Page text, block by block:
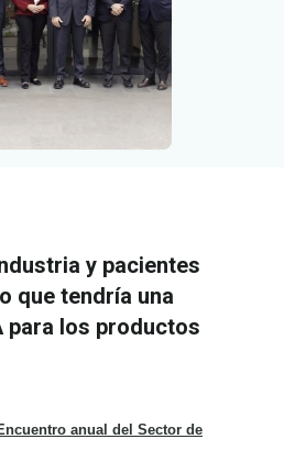
y pacientes
que tendría una
para los productos
anual del Sector de